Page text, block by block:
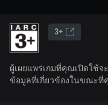
3+
ผู้เผยแพร่เกมที่คุณเปิดใช้จ
ข้อมูลที่เกี่ยวข้องในขณะที่